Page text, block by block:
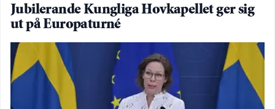
Jubilerande Kungliga Hovkapellet ger sig
ut på Europaturné